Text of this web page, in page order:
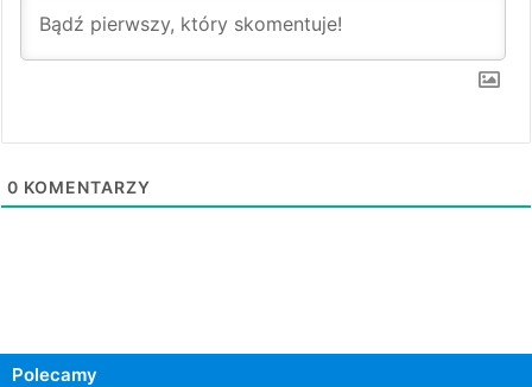
0 KOMENTARZY
Polecamy